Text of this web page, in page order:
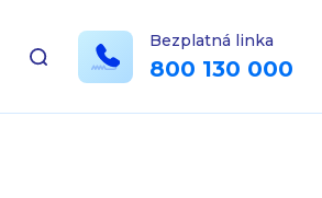
Bezplatná linka
800 130 000